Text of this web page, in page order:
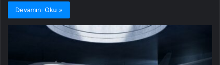
Devamını Oku »